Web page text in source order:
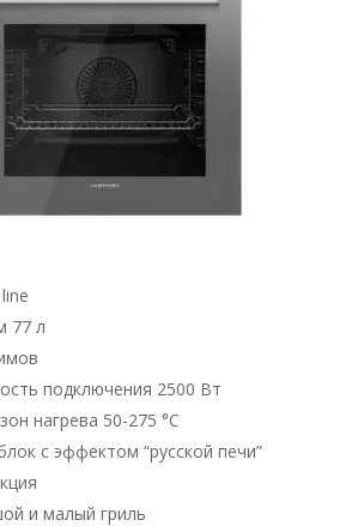
77 л
подключения 2500 Вт
нагрева 50-275 °С
с эффектом “русской печи”
и малый гриль